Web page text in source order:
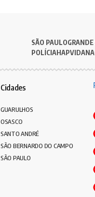
SÃO PAULO
POLÍCIAHAPVIDA
Cidades
GUARULHOS
OSASCO
SANTO ANDRÉ
SÃO BERNARDO DO CAMPO
SÃO PAULO